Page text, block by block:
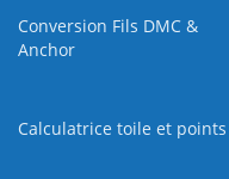
Conversion Fils DMC &
Anchor
Calculatrice toile et points